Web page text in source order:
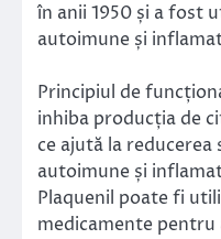
în anii 1950 și a fost
autoimune și
Principiul de
inhiba producția de
ce ajută la
autoimune și
Plaquenil poate fi
medicamente